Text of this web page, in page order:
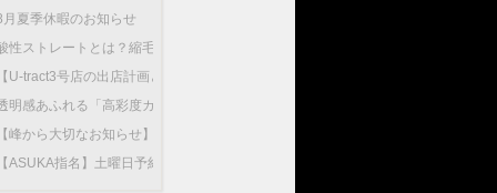
月夏季休暇のお知らせ
性ストレートとは？縮毛矯正との違いやU-tractの酸性ストレートが選ばれている
U-tract3号店の出店計画と今後の渡辺の出勤店舗について】
明感あふれる「高彩度カラー」が人気！大人女性が選ぶこの夏最旬のヘアカラー
峰から大切なお知らせ】10月1日から新店舗U-tractNorthGardenへ異動いたしま
ASUKA指名】土曜日予約が可能になりました！